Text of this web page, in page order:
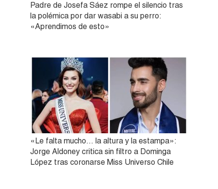
Padre de Josefa Sáez rompe el silencio tras
la polémica por dar wasabi a su perro:
«Aprendimos de esto»
«Le falta mucho… la altura y la estampa»:
Jorge Aldoney critica sin filtro a Dominga
López tras coronarse Miss Universo Chile